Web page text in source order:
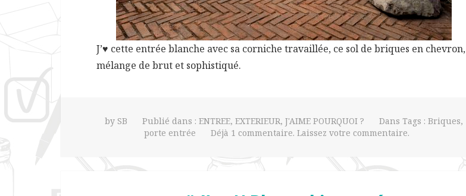
J’♥ cette entrée blanche avec sa corniche travaillée, ce sol de briques en chevron,
mélange de brut et sophistiqué.
by SB Publié dans : ENTREE, EXTERIEUR, J'AIME POURQUOI ? Dans Tags : Briques,
porte entrée
Déjà 1 commentaire. Laissez votre commentaire.